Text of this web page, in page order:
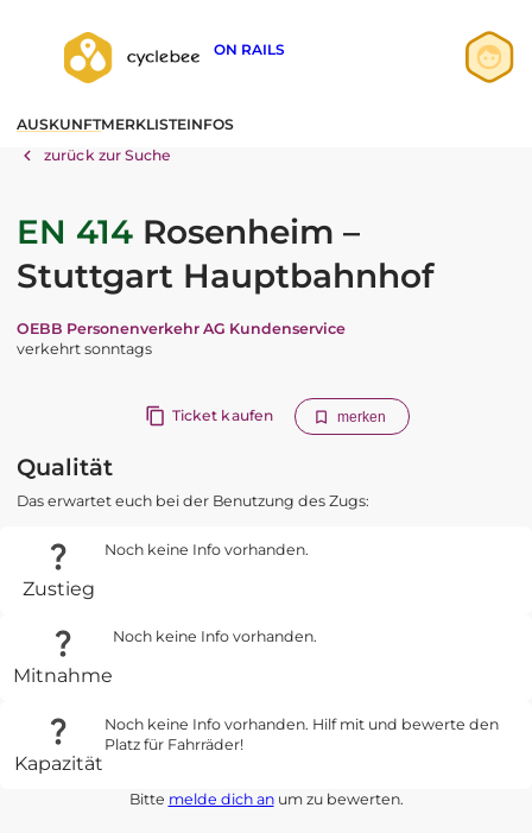
ON RAILS
AUSKUNFTMERKLISTEINFOS
zurück zur Suche
EN 414 Rosenheim –
Stuttgart Hauptbahnhof
OEBB Personenverkehr AG Kundenservice
verkehrt sonntags
Ticket kaufen merken
Qualität
Das erwartet euch bei der Benutzung des Zugs:
Zustieg
Noch keine Info vorhanden.
Mitnahme
Noch keine Info vorhanden.
Kapazität
Noch keine Info vorhanden. Hilf mit und bewerte den
Platz für Fahrräder!
Bitte melde dich anum zu bewerten.